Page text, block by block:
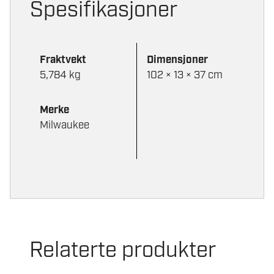
Spesifikasjoner
Fraktvekt
5,784 kg
Dimensjoner
102 × 13 × 37 cm
Merke
Milwaukee
Relaterte produkter